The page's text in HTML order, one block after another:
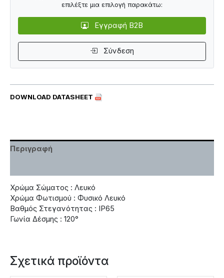
DOWNLOAD DATASHEET
επιλέξτε μια επιλογή παρακάτω:
Εγγραφή B2B
Σύνδεση
Περιγραφή
Χρώμα Σώματος : Λευκό
Χρώμα Φωτισμού : Φυσικό Λευκό
Βαθμός Στεγανότητας : IP65
Γωνία Δέσμης : 120°
Σχετικά προϊόντα